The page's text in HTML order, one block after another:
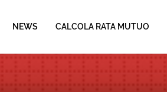
NEWS CALCOLA RATA MUTUO